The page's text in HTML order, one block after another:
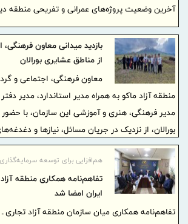
آخرین وضعیت پروژه‌های عمرانی و تفریحی منطقه
بازدید میدانی معاون
از مناطق عشایری بورالان
معاون فرهنگی، اجتماعی و
منطقه آزاد ماکو به همراه مدیر استاندارد، مدیر
مدیر فرهنگی، هنری و آموزشی این سازمان، با
بورالان، از نزدیک در جریان مسائل، نیازها و
قرار گرفتند.
هم‌افزایی برای توسعه
تفاهم‌نامه همکاری منطقه
ایران امضا شد
تفاهم‌نامه همکاری میان سازمان منطقه آزاد تجاری